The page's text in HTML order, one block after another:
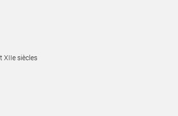
XIIe siècles